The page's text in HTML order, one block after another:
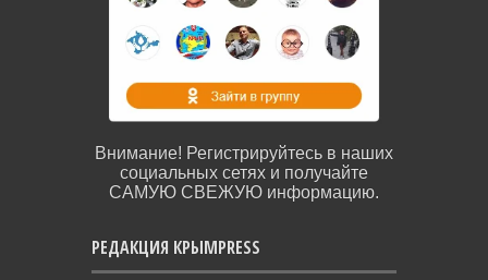
Внимание! Регистрируйтесь в наших
социальных сетях и получайте
САМУЮ СВЕЖУЮ информацию.
РЕДАКЦИЯ КРЫМPRESS